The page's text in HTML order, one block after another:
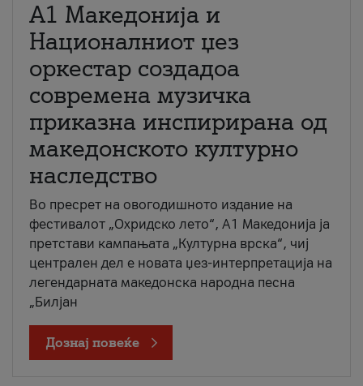
А1 Македонија и
Националниот џез
оркестар создадоа
современа музичка
приказна инспирирана од
македонското културно
наследство
Во пресрет на овогодишното издание на
фестивалот „Охридско лето“, А1 Македонија ја
претстави кампањата „Културна врска“, чиј
централен дел е новата џез-интерпретација на
легендарната македонска народна песна
„Билјан
Дознај повеќе